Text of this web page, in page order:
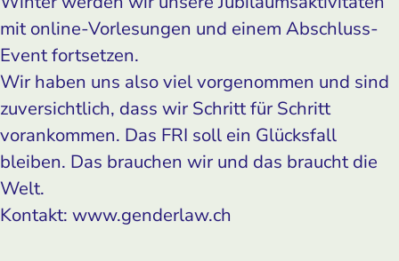
mit online-Vorlesungen und einem Abschluss-
Event fortsetzen.
Wir haben uns also viel vorgenommen und sind
zuversichtlich, dass wir Schritt für Schritt
vorankommen. Das FRI soll ein Glücksfall
bleiben. Das brauchen wir und das braucht die
Welt.
Kontakt: www.genderlaw.ch